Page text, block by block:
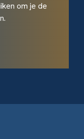
om je de